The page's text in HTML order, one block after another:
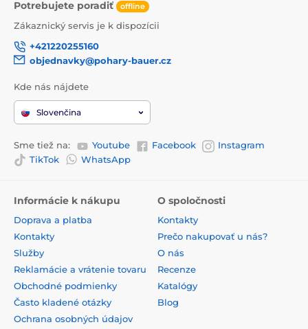
Potrebujete poradiť offline
Zákaznický servis je k dispozícii
+421220255160
objednavky@pohary-bauer.cz
Kde nás nájdete
Slovenčina
Sme tiež na: Youtube Facebook
Instagram
TikTok
WhatsApp
Informácie k nákupu
Doprava a platba
Kontakty
Služby
Reklamácie a vrátenie tovaru
Obchodné podmienky
Často kladené otázky
Ochrana osobných údajov
O spoločnosti
Kontakty
Prečo nakupovať u nás?
O nás
Recenze
Katalógy
Blog